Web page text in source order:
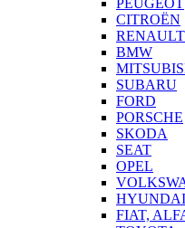
PEUGEOT
CITROËN
RENAULT
BMW
SUBARU
FORD
PORSCHE
SKODA
SEAT
OPEL
HYUNDAI
FIAT,